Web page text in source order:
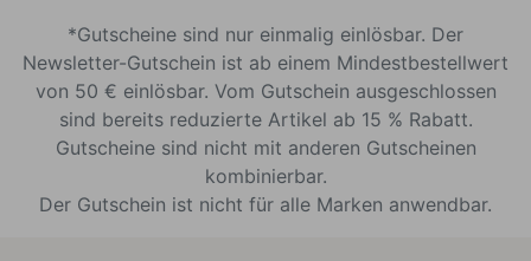
*Gutscheine sind nur einmalig einlösbar. Der
Newsletter-Gutschein ist ab einem Mindestbestellwert
von 50 € einlösbar. Vom Gutschein ausgeschlossen
sind bereits reduzierte Artikel ab 15 % Rabatt.
Gutscheine sind nicht mit anderen Gutscheinen
kombinierbar.
Der Gutschein ist nicht für alle Marken anwendbar.